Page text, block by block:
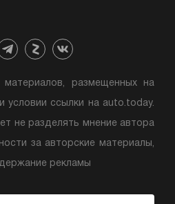
материалов, размещенных на
условии ссылки на auto.today.
не разделять мнение автора
за авторские материалы,
рекламы